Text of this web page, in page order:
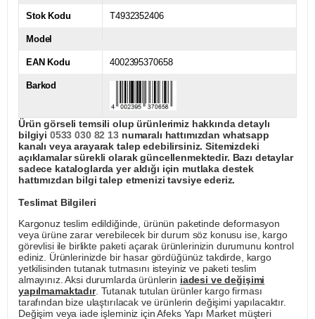
Stok Kodu T4932352406
Model
EAN Kodu 4002395370658
Barkod
Ürün görseli temsili olup ürünlerimiz hakkında detaylı
bilgiyi 0533 030 82 13numaralı hattımızdan whatsapp
kanalı veya arayarak talep edebilirsiniz. Sitemizdeki
açıklamalar sürekli olarak güncellenmektedir. Bazı detaylar
sadece kataloglarda yer aldığı için mutlaka destek
hattımızdan bilgi talep etmenizi tavsiye ederiz.
Teslimat Bilgileri
Kargonuz teslim edildiğinde, ürünün paketinde deformasyon
veya ürüne zarar verebilecek bir durum söz konusu ise, kargo
görevlisi ile birlikte paketi açarak ürünlerinizin durumunu kontrol
ediniz. Ürünlerinizde bir hasar gördüğünüz takdirde, kargo
yetkilisinden tutanak tutmasını isteyiniz ve paketi teslim
almayınız. Aksi durumlarda ürünlerin iadesi ve değişimi
yapılmamaktadır. Tutanak tutulan ürünler kargo firması
tarafından bize ulaştırılacak ve ürünlerin değişimi yapılacaktır.
Değişim veya iade işleminiz için Afeks Yapı Market müşteri